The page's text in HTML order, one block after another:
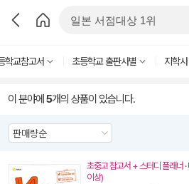
학교참고서 초등학교 출판사별 지학사
이 분야에 5개의 상품이 있습니다.
초중고 참고서 + 스터디 플래너
이상)